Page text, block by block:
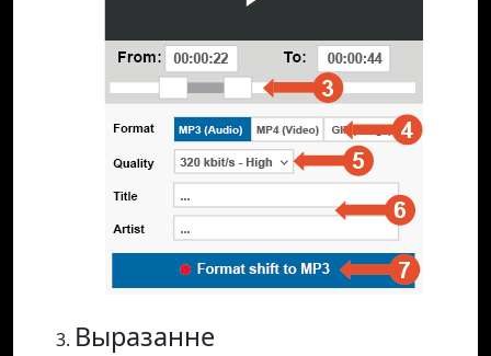
Выразанне